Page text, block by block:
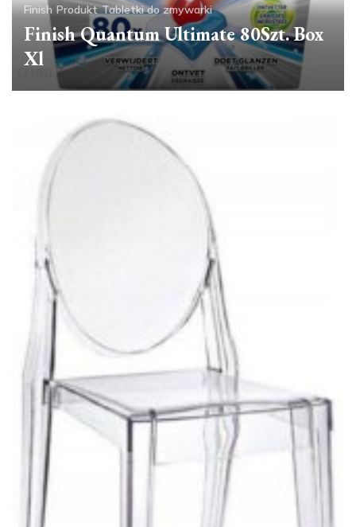
Finish Produkt Tabletki do zmywarki
Finish Quantum Ultimate 80Szt. Box
Xl